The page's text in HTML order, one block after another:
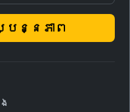
បន្នភាព